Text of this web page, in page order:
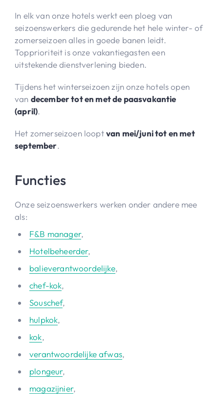
In elk van onze hotels werkt een ploeg van
seizoenswerkers die gedurende het hele winter- of
zomerseizoen alles in goede banen leidt.
Topprioriteit is onze vakantiegasten een
uitstekende dienstverlening bieden.
Tijdens het winterseizoen zijn onze hotels open
van december tot en met de paasvakantie
(april).
Het zomerseizoen looptvan mei/juni tot en met
september.
Functies
Onze seizoenswerkers werken onder andere mee
als:
F&B manager,
Hotelbeheerder,
balieverantwoordelijke,
chef-kok,
Souschef,
hulpkok,
kok,
verantwoordelijke afwas,
plongeur,
magazijnier,